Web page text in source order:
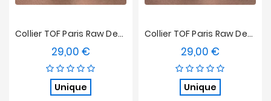
Collier TOF Paris Raw Denim - Noir
29,00 €
Unique
Collier TOF Paris Raw Denim - Bleu
29,00 €
Unique